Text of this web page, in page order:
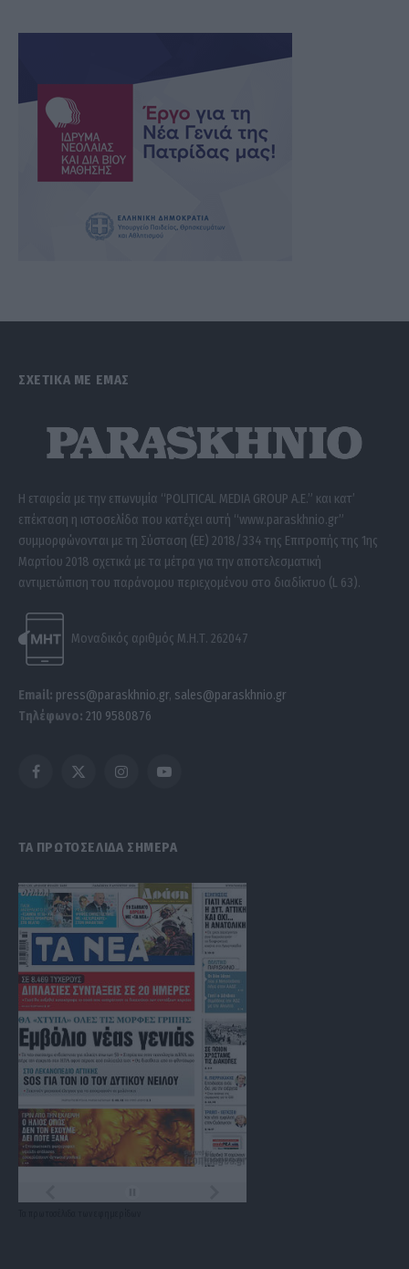
ΣΧΕΤΙΚΑ ΜΕ ΕΜΑΣ
Η εταιρεία με την επωνυμία “POLITICAL MEDIA GROUP A.E.” και κατ’
επέκταση η ιστοσελίδα που κατέχει αυτή “www.paraskhnio.gr”
συμμορφώνονται με τη Σύσταση (ΕΕ) 2018/334 της Επιτροπής της 1ης
Μαρτίου 2018 σχετικά με τα μέτρα για την αποτελεσματική
αντιμετώπιση του παράνομου περιεχομένου στο διαδίκτυο (L 63).
Μοναδικός αριθμός Μ.Η.Τ. 262047
Email: press@paraskhnio.gr, sales@paraskhnio.gr
Τηλέφωνο: 210 9580876
Facebook
X
InstagramYouTube
ΤΑ ΠΡΩΤΟΣΕΛΙΔΑ ΣΗΜΕΡΑ